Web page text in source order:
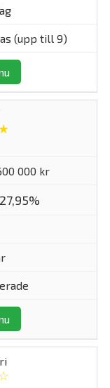
(upp till 9)
000 kr